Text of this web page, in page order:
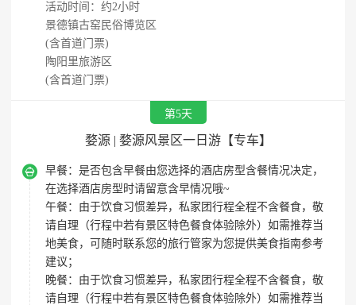
活动时间：约2小时
景德镇古窑民俗博览区
(含首道门票)
陶阳里旅游区
(含首道门票)
第5天
婺源 | 婺源风景区一日游【专车】
 早餐： 是否包含早餐由您选择的酒店房型含餐情况决定，
在选择酒店房型时请留意含早情况哦~
午餐： 由于饮食习惯差异，私家团行程全程不含餐食，敬
请自理（行程中若有景区特色餐食体验除外）如需推荐当
地美食，可随时联系您的旅行管家为您提供美食指南参考
建议；
晚餐： 由于饮食习惯差异，私家团行程全程不含餐食，敬
请自理（行程中若有景区特色餐食体验除外）如需推荐当